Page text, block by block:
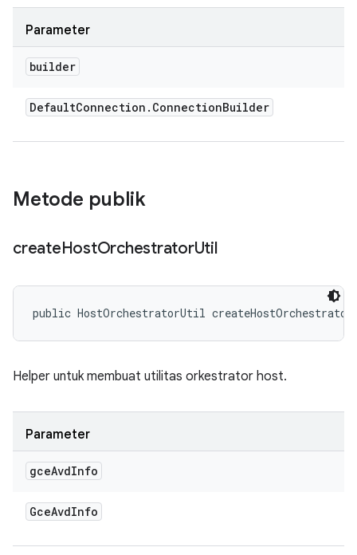
Parameter
builder
DefaultConnection . ConnectionBuilder
Metode publik
createHostOrchestratorUtil
public HostOrchestratorUtil
Helper untuk membuat utilitas orkestrator host.
Parameter
gceAvdInfo
GceAvdInfo